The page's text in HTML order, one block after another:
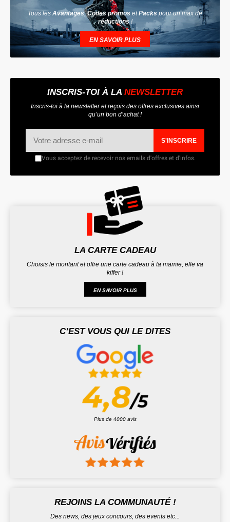
Tous les Avantages,Codes promos etPacks pour un max de
réductions !
EN SAVOIR PLUS
INSCRIS-TOI À LA NEWSLETTER
Inscris-toi à la newsletter et reçois des offres exclusives ainsi
qu’un bon d’achat !
S'INSCRIRE
Vous acceptez de recevoir nos emails d'offres et d'infos.
LA CARTE CADEAU
Choisis le montant et offre une carte cadeau à ta mamie, elle va
kiffer !
EN SAVOIR PLUS
C’EST VOUS QUI LE DITES
Plus de 4000 avis
REJOINS LA COMMUNAUTÉ !
Des news, des jeux concours, des events etc...